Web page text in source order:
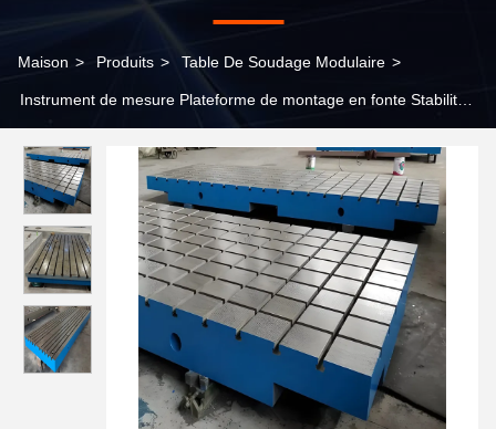
Maison > Produits > Table De Soudage Modulaire >
Instrument de mesure Plateforme de montage en fonte Stabilité